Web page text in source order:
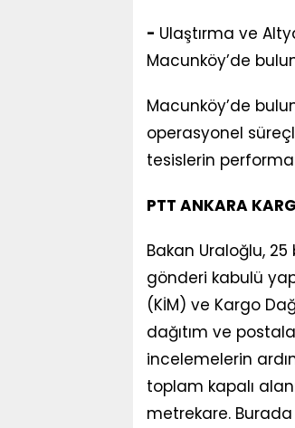
- Ulaştırma ve
Macunköy’de
Macunköy’de
operasyonel
tesislerin
PTT ANKARA
Bakan Uraloğlu,
gönderi kabulü
(KİM) ve Kargo
dağıtım ve
incelemelerin
toplam kapalı
metrekare.